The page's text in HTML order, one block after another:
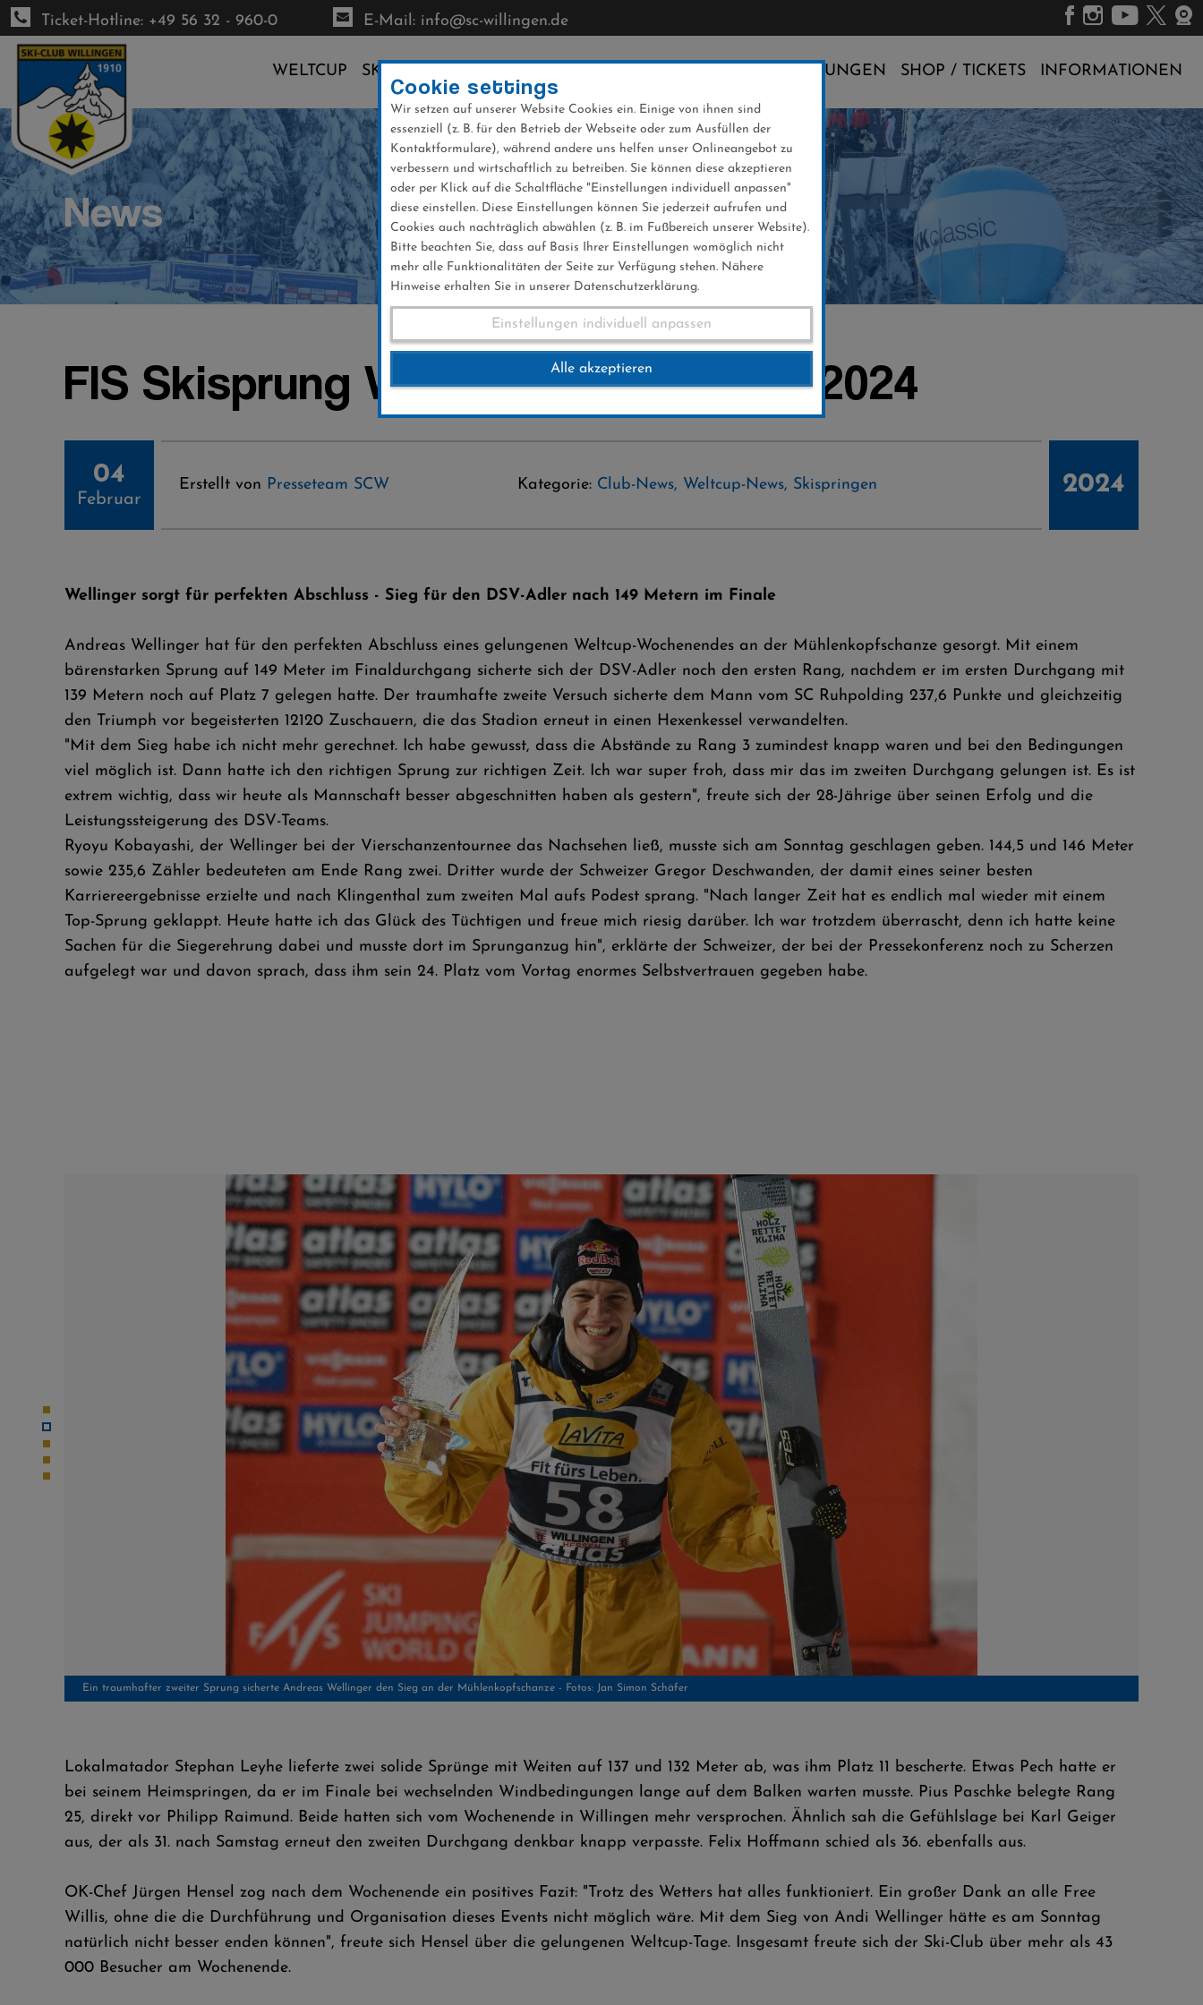
Direkt
zum
Inhalt
Ticket-Hotline: +49 56 32 - 960-0 E-Mail: info@sc-willingen.de
WELTCUP SKI-CLUB VERANSTALTUNGEN SHOP / TICKETS INFORMATIONEN
News
FIS Skisprung Weltcup Herren 04.02.2024
04
Februar
Erstellt von Presseteam SCW Kategorie: Club-News, Weltcup-News, Skispringen 2024
Wellinger sorgt für perfekten Abschluss - Sieg für den DSV-Adler nach 149 Metern im Finale
Andreas Wellinger hat für den perfekten Abschluss eines gelungenen Weltcup-Wochenendes an der Mühlenkopfschanze gesorgt. Mit einem
bärenstarken Sprung auf 149 Meter im Finaldurchgang sicherte sich der DSV-Adler noch den ersten Rang, nachdem er im ersten Durchgang mit
139 Metern noch auf Platz 7 gelegen hatte. Der traumhafte zweite Versuch sicherte dem Mann vom SC Ruhpolding 237,6 Punkte und gleichzeitig
den Triumph vor begeisterten 12120 Zuschauern, die das Stadion erneut in einen Hexenkessel verwandelten.
"Mit dem Sieg habe ich nicht mehr gerechnet. Ich habe gewusst, dass die Abstände zu Rang 3 zumindest knapp waren und bei den Bedingungen
viel möglich ist. Dann hatte ich den richtigen Sprung zur richtigen Zeit. Ich war super froh, dass mir das im zweiten Durchgang gelungen ist. Es ist
extrem wichtig, dass wir heute als Mannschaft besser abgeschnitten haben als gestern", freute sich der 28-Jährige über seinen Erfolg und die
Leistungssteigerung des DSV-Teams.
Ryoyu Kobayashi, der Wellinger bei der Vierschanzentournee das Nachsehen ließ, musste sich am Sonntag geschlagen geben. 144,5 und 146 Meter
sowie 235,6 Zähler bedeuteten am Ende Rang zwei. Dritter wurde der Schweizer Gregor Deschwanden, der damit eines seiner besten
Karriereergebnisse erzielte und nach Klingenthal zum zweiten Mal aufs Podest sprang. "Nach langer Zeit hat es endlich mal wieder mit einem
Top-Sprung geklappt. Heute hatte ich das Glück des Tüchtigen und freue mich riesig darüber. Ich war trotzdem überrascht, denn ich hatte keine
Sachen für die Siegerehrung dabei und musste dort im Sprunganzug hin", erklärte der Schweizer, der bei der Pressekonferenz noch zu Scherzen
aufgelegt war und davon sprach, dass ihm sein 24. Platz vom Vortag enormes Selbstvertrauen gegeben habe.
Jubel beim DSV-Team über den erfolgreichen Abschluss
Lokalmatador Stephan Leyhe lieferte zwei solide Sprünge mit Weiten auf 137 und 132 Meter ab, was ihm Platz 11 bescherte. Etwas Pech hatte er
bei seinem Heimspringen, da er im Finale bei wechselnden Windbedingungen lange auf dem Balken warten musste. Pius Paschke belegte Rang
25, direkt vor Philipp Raimund. Beide hatten sich vom Wochenende in Willingen mehr versprochen. Ähnlich sah die Gefühlslage bei Karl Geiger
aus, der als 31. nach Samstag erneut den zweiten Durchgang denkbar knapp verpasste. Felix Hoffmann schied als 36. ebenfalls aus.
OK-Chef Jürgen Hensel zog nach dem Wochenende ein positives Fazit: "Trotz des Wetters hat alles funktioniert. Ein großer Dank an alle Free
Willis, ohne die die Durchführung und Organisation dieses Events nicht möglich wäre. Mit dem Sieg von Andi Wellinger hätte es am Sonntag
natürlich nicht besser enden können", freute sich Hensel über die gelungenen Weltcup-Tage. Insgesamt freute sich der Ski-Club über mehr als 43
000 Besucher am Wochenende.
Cookie settings
Wir setzen auf unserer Website Cookies ein. Einige von ihnen sind
essenziell (z. B. für den Betrieb der Webseite oder zum Ausfüllen der
Kontaktformulare), während andere uns helfen unser Onlineangebot zu
verbessern und wirtschaftlich zu betreiben. Sie können diese akzeptieren
oder per Klick auf die Schaltfläche "Einstellungen individuell anpassen"
diese einstellen. Diese Einstellungen können Sie jederzeit aufrufen und
Cookies auch nachträglich abwählen (z. B. im Fußbereich unserer Website).
Bitte beachten Sie, dass auf Basis Ihrer Einstellungen womöglich nicht
mehr alle Funktionalitäten der Seite zur Verfügung stehen. Nähere
Hinweise erhalten Sie in unserer Datenschutzerklärung.
Einstellungen individuell anpassen
Alle akzeptieren